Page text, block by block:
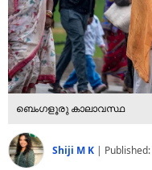
ബെംഗളൂരു കാലാവസ്ഥ
Shiji M K | Published: